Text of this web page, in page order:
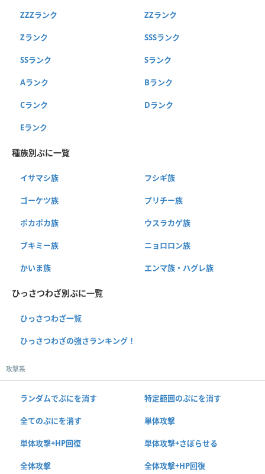
ZZZランク ZZランク
Zランク SSSランク
SSランク Sランク
Aランク Bランク
Cランク Dランク
Eランク
種族別ぷに一覧
イサマシ族 フシギ族
ゴーケツ族 プリチー族
ポカポカ族 ウスラカゲ族
ブキミー族 ニョロロン族
かいま族 エンマ族・ハグレ族
ひっさつわざ別ぷに一覧
ひっさつわざ一覧
ひっさつわざの強さランキング！
攻撃系
ランダムでぷにを消す 特定範囲のぷにを消す
全てのぷにを消す 単体攻撃
単体攻撃+HP回復 単体攻撃+さぼらせる
全体攻撃 全体攻撃+HP回復